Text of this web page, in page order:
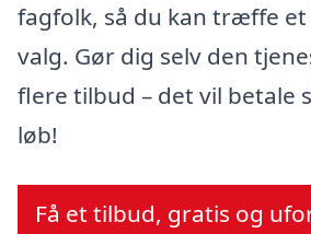
fagfolk, så du kan træffe
valg. Gør dig selv den
flere tilbud – det vil betale
løb!
Få et tilbud, gratis og